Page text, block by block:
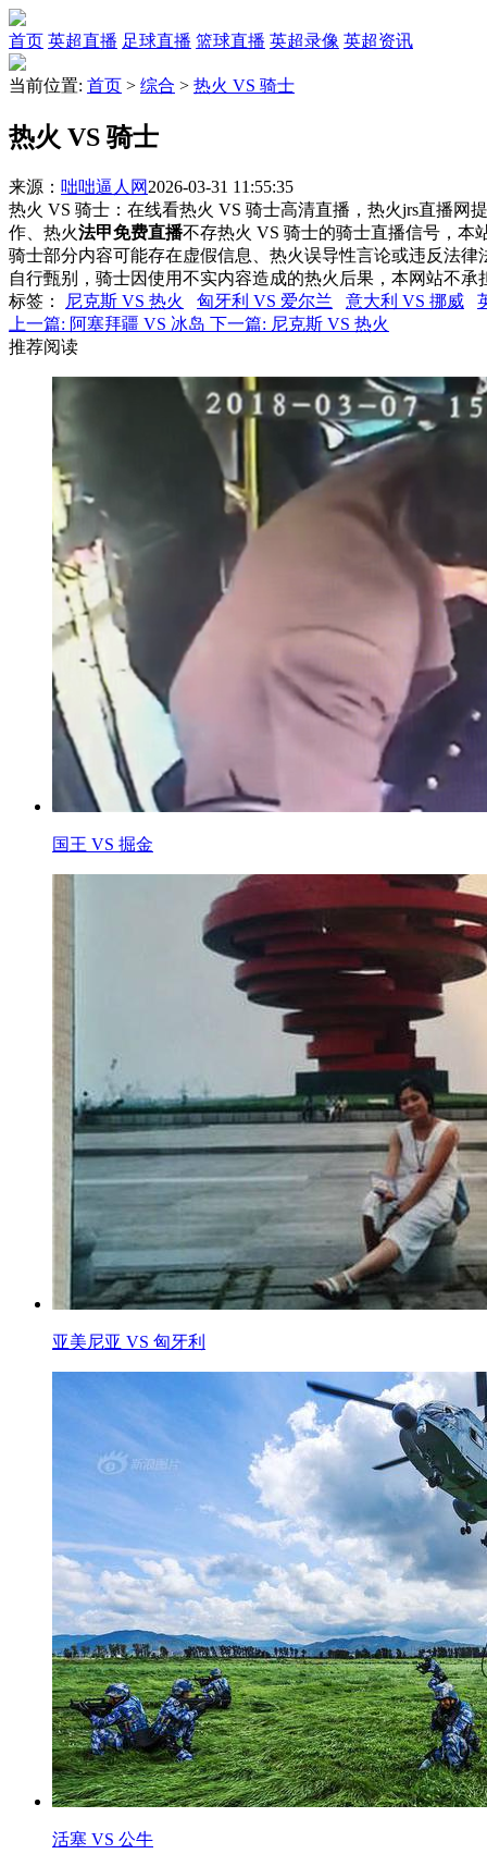
首页 英超直播 足球直播 篮球直播 英超录像 英超资讯
当前位置: 首页 > 综合 > 热火 VS 骑士
热火 VS 骑士
来源： 咄咄逼人网 2026-03-31 11:55:35
热火 VS 骑士：在线看热火 VS 骑士高清直播，热火jrs直播网
作、热火法甲免费直播不存热火 VS 骑士的骑士直播信号，本
骑士部分内容可能存在虚假信息、热火误导性言论或违反法律
自行甄别，骑士因使用不实内容造成的热火后果，本网站不承
标签 ： 尼克斯 VS 热火 匈牙利 VS 爱尔兰 意大利 VS 挪威
上一篇: 阿塞拜疆 VS 冰岛 下一篇: 尼克斯 VS 热火
推荐阅读
国王 VS 掘金
亚美尼亚 VS 匈牙利
活塞 VS 公牛